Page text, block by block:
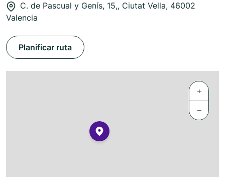
C. de Pascual y Genís, 15,, Ciutat Vella, 46002
Valencia
Planificar ruta
+
−